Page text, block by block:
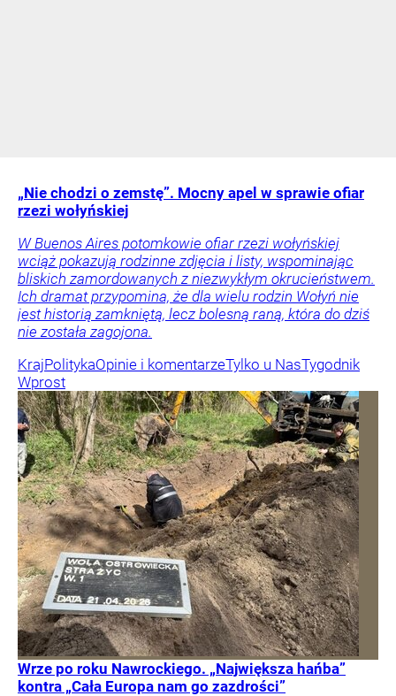
„Nie chodzi o zemstę”. Mocny apel w sprawie ofiar
rzezi wołyńskiej
W Buenos Aires potomkowie ofiar rzezi wołyńskiej
wciąż pokazują rodzinne zdjęcia i listy, wspominając
bliskich zamordowanych z niezwykłym okrucieństwem.
Ich dramat przypomina, że dla wielu rodzin Wołyń nie
jest historią zamkniętą, lecz bolesną raną, która do dziś
nie została zagojona.
KrajPolitykaOpinie i komentarzeTylko u NasTygodnik
Wprost
Wrze po roku Nawrockiego. „Największa hańba”
kontra „Cała Europa nam go zazdrości”